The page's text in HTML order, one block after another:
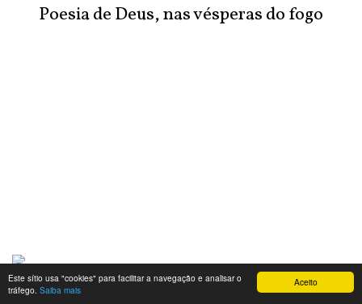
Aceito
Este sítio usa "cookies" para facilitar a navegação e analisar o
tráfego. Saiba mais
Poesia de Deus, nas vésperas do fogo
Sou, eu, o cálice